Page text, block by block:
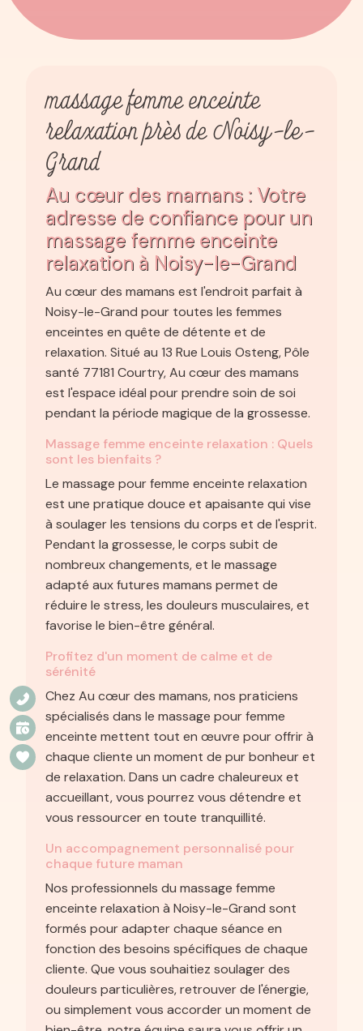
massage femme enceinte
relaxation près de Noisy-le-
Grand
Au cœur des mamans : Votre
adresse de confiance pour un
massage femme enceinte
relaxation à Noisy-le-Grand
Au cœur des mamans est l'endroit parfait à
Noisy-le-Grand pour toutes les femmes
enceintes en quête de détente et de
relaxation. Situé au 13 Rue Louis Osteng, Pôle
santé 77181 Courtry, Au cœur des mamans
est l'espace idéal pour prendre soin de soi
pendant la période magique de la grossesse.
Massage femme enceinte relaxation : Quels
sont les bienfaits ?
Le massage pour femme enceinte relaxation
est une pratique douce et apaisante qui vise
à soulager les tensions du corps et de l'esprit.
Pendant la grossesse, le corps subit de
nombreux changements, et le massage
adapté aux futures mamans permet de
réduire le stress, les douleurs musculaires, et
favorise le bien-être général.
Profitez d'un moment de calme et de
sérénité
Chez Au cœur des mamans, nos praticiens
spécialisés dans le massage pour femme
enceinte mettent tout en œuvre pour offrir à
chaque cliente un moment de pur bonheur et
de relaxation. Dans un cadre chaleureux et
accueillant, vous pourrez vous détendre et
vous ressourcer en toute tranquillité.
Un accompagnement personnalisé pour
chaque future maman
Nos professionnels du massage femme
enceinte relaxation à Noisy-le-Grand sont
formés pour adapter chaque séance en
fonction des besoins spécifiques de chaque
cliente. Que vous souhaitiez soulager des
douleurs particulières, retrouver de l'énergie,
ou simplement vous accorder un moment de